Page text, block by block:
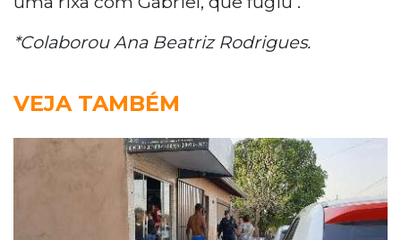
*Colaborou Ana Beatriz Rodrigues.
VEJA TAMBÉM